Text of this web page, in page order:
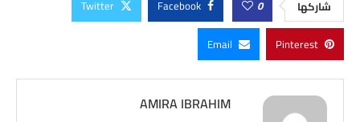
شاركها 0
Facebook
Twitter
Pinterest
Email
AMIRA IBRAHIM